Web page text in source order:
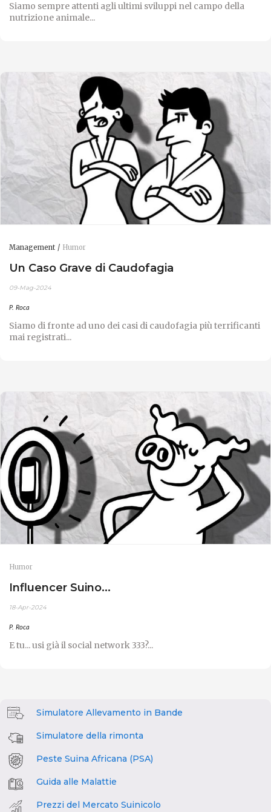
Siamo sempre attenti agli ultimi sviluppi nel campo della
nutrizione animale...
Management Humor
Un Caso Grave di Caudofagia
09-Mag-2024
P. Roca
Siamo di fronte ad uno dei casi di caudofagia più terrificanti
mai registrati...
Humor
Influencer Suino...
18-Apr-2024
P. Roca
E tu... usi già il social network 333?...
Simulatore Allevamento in Bande
Simulatore della rimonta
Peste Suina Africana (PSA)
Guida alle Malattie
Prezzi del Mercato Suinicolo